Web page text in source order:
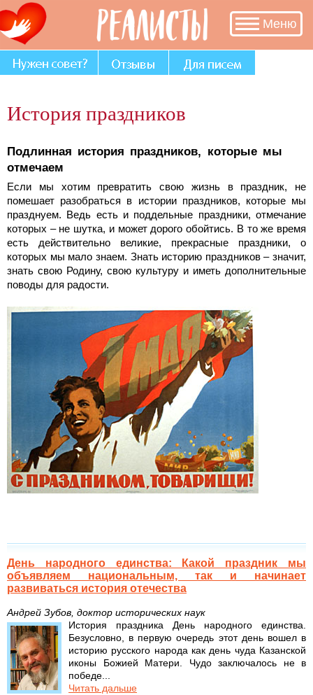
В разделе
«Нужен совет?»
много историй,
авторы
которых остро
и совете.
Меню
История праздников
Подлинная история праздников, которые мы
отмечаем
Если мы хотим превратить свою жизнь в праздник, не
помешает разобраться в истории праздников, которые мы
празднуем. Ведь есть и поддельные праздники, отмечание
которых – не шутка, и может дорого обойтись. В то же время
есть действительно великие, прекрасные праздники, о
которых мы мало знаем. Знать историю праздников – значит,
знать свою Родину, свою культуру и иметь дополнительные
поводы для радости.
День народного единства: Какой праздник мы
объявляем национальным, так и начинает
развиваться история отечества
Андрей Зубов, доктор исторических наук
История праздника День народного единства.
Безусловно, в первую очередь этот день вошел в
историю русского народа как день чуда Казанской
иконы Божией Матери. Чудо заключалось не в
победе...
Читать дальше